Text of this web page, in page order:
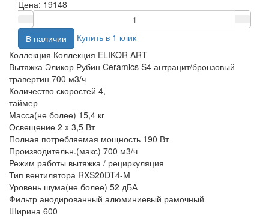
Цена: 19148
В наличии
Купить в 1 клик
Коллекция Коллекция ELIKOR ART
Вытяжка Эликор Рубин Ceramics S4 антрацит/бронзовый
травертин 700 м3/ч
Количество скоростей 4,
таймер
Масса(не более) 15,4 кг
Освещение 2 x 3,5 Вт
Полная потребляемая мощность 190 Вт
Производительн.(макс) 700 м3/ч
Режим работы вытяжка / рециркуляция
Тип вентилятора RXS20DT4-M
Уровень шума(не более) 52 дБА
Фильтр анодированный алюминиевый рамочный
Ширина 600